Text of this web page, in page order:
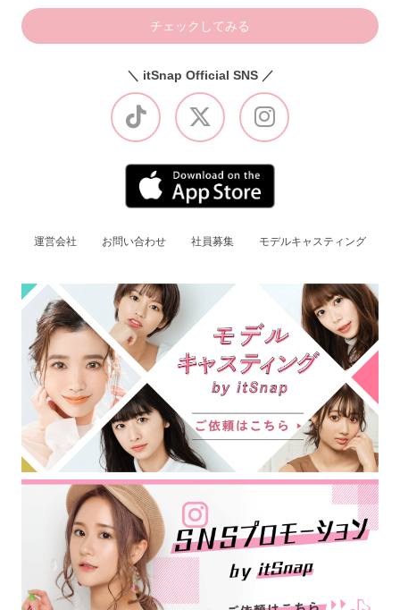
チェックしてみる
＼ itSnap Official SNS ／
運営会社 お問い合わせ 社員募集 モデルキャスティング